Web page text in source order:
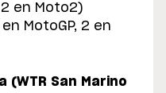
2 en Moto2)
MotoGP, 2 en
(WTR San Marino